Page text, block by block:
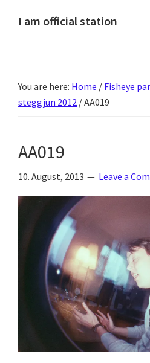
I am official station
fréttir
af
annað
skemmtilegt
:)
You are here: Home / Fisheye
steggjun 2012 /AA019
AA019
10. August, 2013 Leave a